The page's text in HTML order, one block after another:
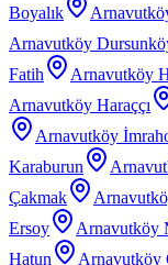
Boyalık
Arnavutköy
Fatih
Arnavutköy
Arnavutköy Haraççı
Arnavutköy
Karaburun
Çakmak
Ersoy
Arnavutköy
Hatun
Arnavutköy